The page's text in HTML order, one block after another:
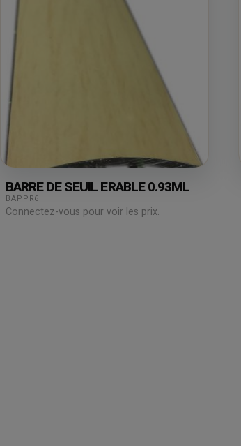
BARRE DE SEUIL ÉRABLE 0.93ML
BAPPR6
Connectez-vous pour voir les prix.